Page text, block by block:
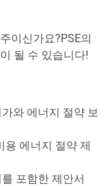
이신가요?PSE의
될 수 있습니다!
와 에너지 절약 보
용 에너지 절약 제
포함한 제안서